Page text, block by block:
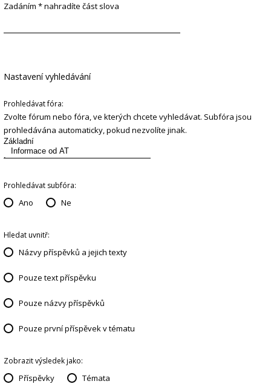
Zadáním * nahradíte část slova
Nastavení vyhledávání
Prohledávat fóra:
Zvolte fórum nebo fóra, ve kterých chcete vyhledávat. Subfóra jsou
prohledávána automaticky, pokud nezvolíte jinak.
Prohledávat subfóra:
Ano Ne
Hledat uvnitř:
Názvy příspěvků a jejich texty
Pouze text příspěvku
Pouze názvy příspěvků
Pouze první příspěvek v tématu
Zobrazit výsledek jako:
Příspěvky Témata